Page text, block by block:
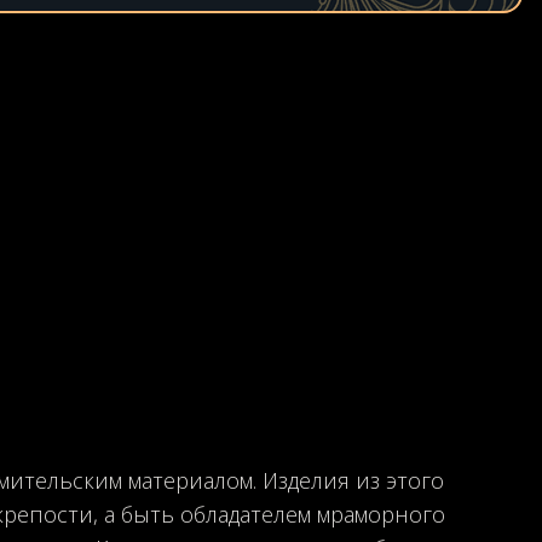
материалом. Изделия из этого
а быть обладателем мраморного